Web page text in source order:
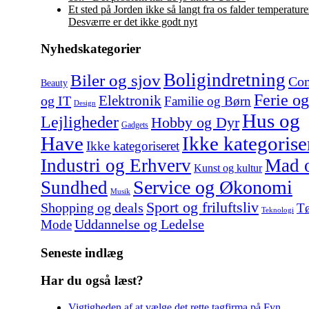
Et sted på Jorden ikke så langt fra os falder
Desværre er det ikke godt nyt
Nyhedskategorier
Beauty Biler og sjovBoligindretning
og IT Design ElektronikFamilie og Børn Ferie og
Lejligheder Gadgets Hobby og DyrHus og
Have Ikke kategoriseret Ikke
Industri og Erhverv Kunst og kultur Mad
Sundhed Musik Service og Økonomi
Shopping og deals Sport og friluftsliv Teknologi
ModeUddannelse og Ledelse
Seneste indlæg
Har du også læst?